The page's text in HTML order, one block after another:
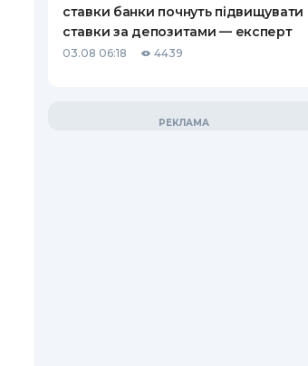
ставки банки почнуть підвищувати
ставки за депозитами — експерт
03.08 06:18 4439